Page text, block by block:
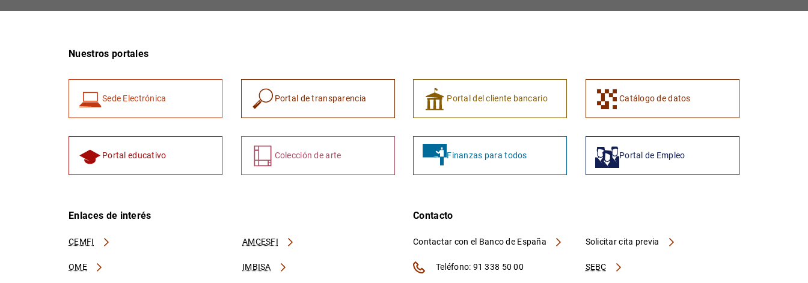
Nuestros portales
Sede Electrónica Portal de transparencia Portal del cliente bancario Catálogo de datos
Portal educativo Colección de arte Finanzas para todos Portal de Empleo
Enlaces de interés
CEMFI AMCESFI
OME IMBISA
Contacto
Contactar con el Banco de España
SEBC
Solicitar cita previa
Teléfono: 91 338 50 00